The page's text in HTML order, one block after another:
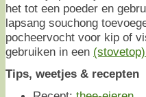
het tot een poeder en
lapsang souchong
pocheervocht voor kip of
gebruiken in een
Tips, weetjes & recepten